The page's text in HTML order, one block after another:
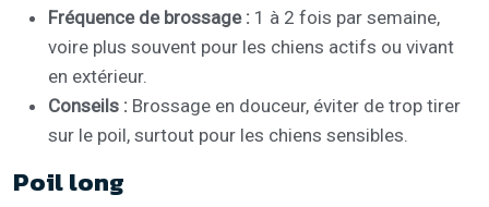
Fréquence de brossage : 1 à 2 fois par semaine,
voire plus souvent pour les chiens actifs ou vivant
en extérieur.
Conseils : Brossage en douceur, éviter de trop tirer
sur le poil, surtout pour les chiens sensibles.
Poil long